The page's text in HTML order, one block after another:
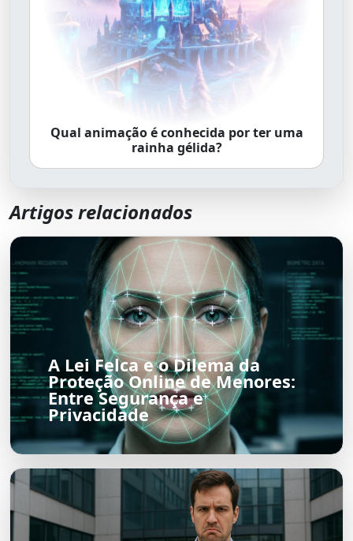
Qual animação é conhecida por ter uma
rainha gélida?
Artigos relacionados
A Lei Felca e o Dilema da
Proteção Online de Menores:
Entre Segurança e
Privacidade